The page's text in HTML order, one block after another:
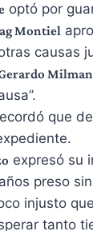
optó por
Montiel
causas
Milman
que
expresó su
preso
injusto
tanto